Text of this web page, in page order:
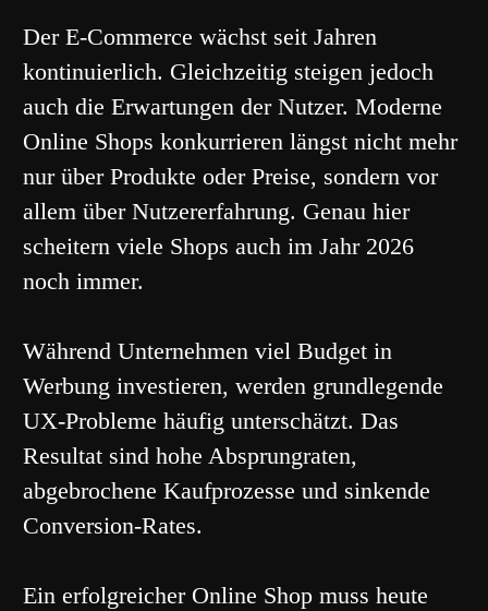
Der E-Commerce wächst seit Jahren
kontinuierlich. Gleichzeitig steigen jedoch
auch die Erwartungen der Nutzer. Moderne
Online Shops konkurrieren längst nicht mehr
nur über Produkte oder Preise, sondern vor
allem über Nutzererfahrung. Genau hier
scheitern viele Shops auch im Jahr 2026
noch immer.
Während Unternehmen viel Budget in
Werbung investieren, werden grundlegende
UX-Probleme häufig unterschätzt. Das
Resultat sind hohe Absprungraten,
abgebrochene Kaufprozesse und sinkende
Conversion-Rates.
Ein erfolgreicher Online Shop muss heute